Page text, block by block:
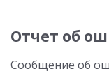
Отчет об
Сообщение об